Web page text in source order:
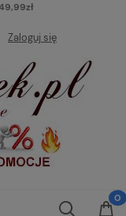
Zaloguj się